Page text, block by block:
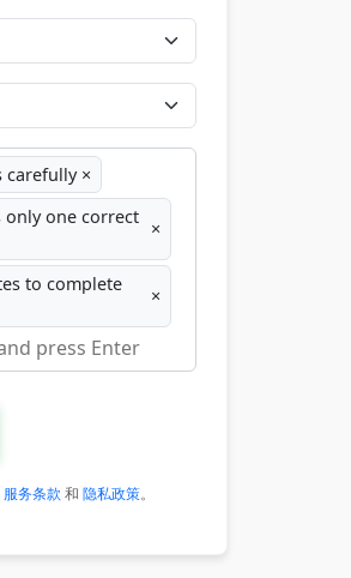
carefully ×
only one correct
×
to complete
×
服务条款 和 隐私政策。